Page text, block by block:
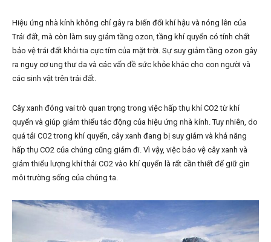
Hiệu ứng nhà kính không chỉ gây ra biến đổi khí hậu và nóng lên của
Trái đất, mà còn làm suy giảm tầng ozon, tầng khí quyển có tính chất
bảo vệ trái đất khỏi tia cực tím của mặt trời. Sự suy giảm tầng ozon gây
ra nguy cơ ung thư da và các vấn đề sức khỏe khác cho con người và
các sinh vật trên trái đất.
Cây xanh đóng vai trò quan trọng trong việc hấp thụ khí CO2 từ khí
quyển và giúp giảm thiểu tác động của hiệu ứng nhà kính. Tuy nhiên, do
quá tải CO2 trong khí quyển, cây xanh đang bị suy giảm và khả năng
hấp thụ CO2 của chúng cũng giảm đi. Vì vậy, việc bảo vệ cây xanh và
giảm thiểu lượng khí thải CO2 vào khí quyển là rất cần thiết để giữ gìn
môi trường sống của chúng ta.